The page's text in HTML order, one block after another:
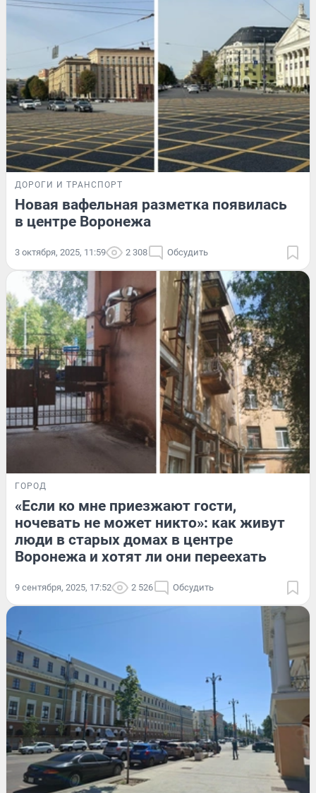
ДОРОГИ И ТРАНСПОРТ
Новая вафельная разметка появилась
в центре Воронежа
3 октября, 2025, 11:59 2 308 Обсудить
ГОРОД
«Если ко мне приезжают гости,
ночевать не может никто»: как живут
люди в старых домах в центре
Воронежа и хотят ли они переехать
9 сентября, 2025, 17:52 2 526 Обсудить